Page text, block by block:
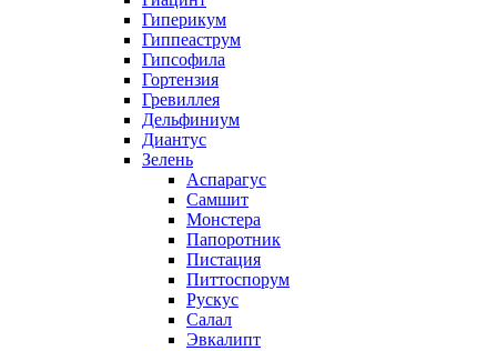
Гиперикум
Гиппеаструм
Гипсофила
Гортензия
Гревиллея
Дельфиниум
Диантус
Зелень
Аспарагус
Самшит
Монстера
Папоротник
Пистация
Питтоспорум
Рускус
Салал
Эвкалипт